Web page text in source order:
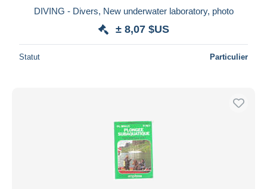
DIVING - Divers, New underwater laboratory, photo
± 8,07 $US
Statut Particulier